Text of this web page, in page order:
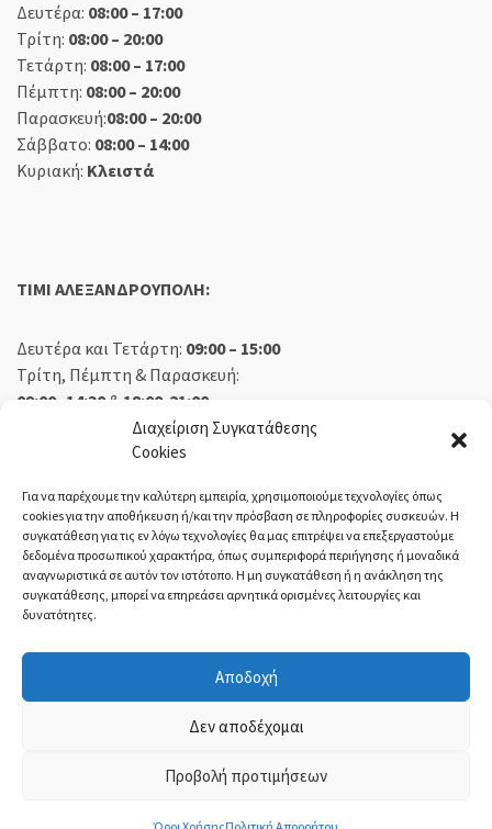
Διαχείριση Συγκατάθεσης
Cookies
Για να παρέχουμε την καλύτερη εμπειρία, χρησιμοποιούμε τεχνολογίες όπως
cookies για την αποθήκευση ή/και την πρόσβαση σε πληροφορίες συσκευών. Η
συγκατάθεση για τις εν λόγω τεχνολογίες θα μας επιτρέψει να επεξεργαστούμε
δεδομένα προσωπικού χαρακτήρα, όπως συμπεριφορά περιήγησης ή μοναδικά
αναγνωριστικά σε αυτόν τον ιστότοπο. Η μη συγκατάθεση ή η ανάκληση της
συγκατάθεσης, μπορεί να επηρεάσει αρνητικά ορισμένες λειτουργίες και
δυνατότητες.
Αποδοχή
Δεν αποδέχομαι
Προβολή προτιμήσεων
Δευτέρα: 08:00 – 17:00
Τρίτη: 08:00 – 20:00
Τετάρτη: 08:00 – 17:00
Πέμπτη: 08:00 – 20:00
Παρασκευή:08:00 – 20:00
Σάββατο: 08:00 – 14:00
Κυριακή: Κλειστά
TIMI ΑΛΕΞΑΝΔΡΟΥΠΟΛΗ:
Δευτέρα και Τετάρτη: 09:00 – 15:00
Τρίτη, Πέμπτη & Παρασκευή:
09:00 -14:30 & 18:00-21:00
09:00 – 14:30
Κλειστά
ΕΚΘΕΣΗ ΟΡΕΣΤΙΑΔΑ:
Τρίτη, Πέμπτη, Παρασκευή:08:30 – 14:00 & 18:00 – 21:00
ΤΙ-ΜΙ Τσολακίδης - ©2021 | ΓΕΜΗ: